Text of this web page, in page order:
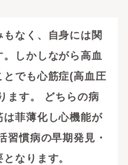
なく、自身には関
しかしながら高血
でも心筋症(高血圧
ます。 どちらの病
菲薄化し心機能が
慣病の早期発見・
なります。